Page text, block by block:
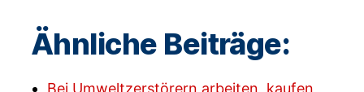
Ähnliche Beiträge:
Bei Umweltzerstörern arbeiten, kaufen